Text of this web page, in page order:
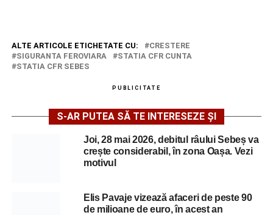
ALTE ARTICOLE ETICHETATE CU:
CRESTERE
SIGURANTA FEROVIARA
STATIA CFR CUNTA
STATIA CFR SEBES
PUBLICITATE
S-AR PUTEA SĂ TE INTERESEZE ȘI
Joi, 28 mai 2026, debitul râului Sebeș va
crește considerabil, în zona Oașa. Vezi
motivul
Elis Pavaje vizează afaceri de peste 90
de milioane de euro, în acest an